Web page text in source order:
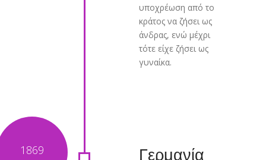
υποχρέωση από το
κράτος να ζήσει ως
άνδρας, ενώ μέχρι
τότε είχε ζήσει ως
γυναίκα.
Γερμανία